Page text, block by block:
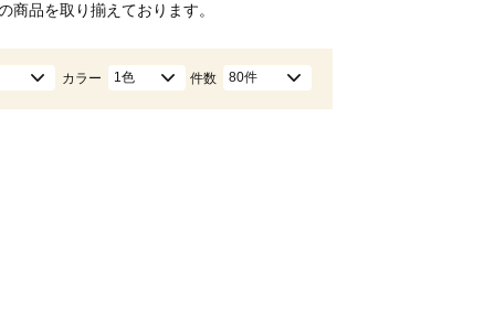
商品を取り揃えております。
カラー 1色 件数 80件